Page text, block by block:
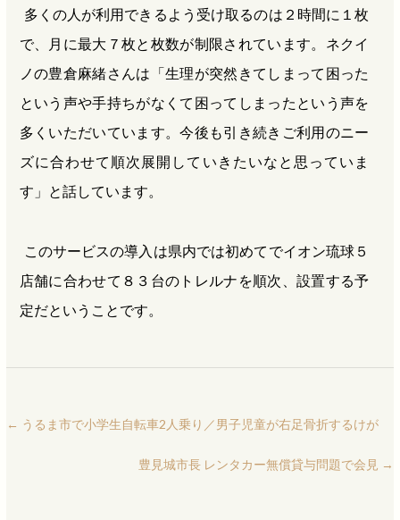
多くの人が利用できるよう受け取るのは２時間に１枚
で、月に最大７枚と枚数が制限されています。ネクイ
ノの豊倉麻緒さんは「生理が突然きてしまって困った
という声や手持ちがなくて困ってしまったという声を
多くいただいています。今後も引き続きご利用のニー
ズに合わせて順次展開していきたいなと思っていま
す」と話しています。
このサービスの導入は県内では初めてでイオン琉球５
店舗に合わせて８３台のトレルナを順次、設置する予
定だということです。
← うるま市で小学生自転車2人乗り／男子児童が右足骨折するけが
豊見城市長 レンタカー無償貸与問題で会見 →